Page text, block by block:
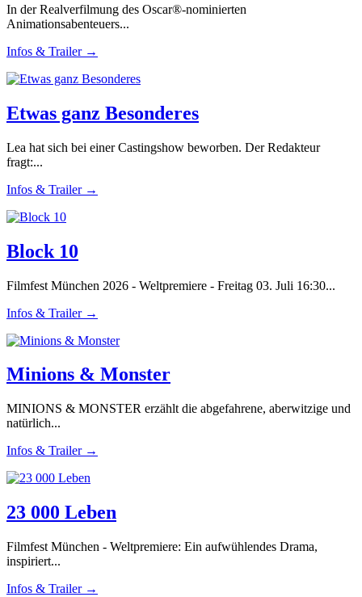
In der Realverfilmung des Oscar®-nominierten
Animationsabenteuers...
Infos & Trailer →
Etwas ganz Besonderes
Lea hat sich bei einer Castingshow beworben. Der Redakteur
fragt:...
Infos & Trailer →
Block 10
Filmfest München 2026 - Weltpremiere - Freitag 03. Juli 16:30...
Infos & Trailer →
Minions & Monster
MINIONS & MONSTER erzählt die abgefahrene, aberwitzige und
natürlich...
Infos & Trailer →
23 000 Leben
Filmfest München - Weltpremiere: Ein aufwühlendes Drama,
inspiriert...
Infos & Trailer →